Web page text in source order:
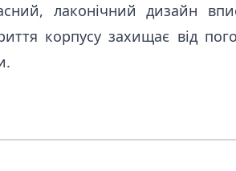
лаконічний дизайн
корпусу захищає від